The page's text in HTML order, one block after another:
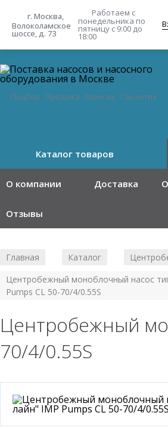
г. Москва,
Волоколамское
шоссе, д. 73
Работаем с
понедельника по
пятницу с 9:00 до
18:00
Подбор · Продажа · Монтаж · Гарантия
Каталог товаров
О компании Доставка
Отзывы
Главная Каталог
Центробежный моноблочный насос
Pumps CL 50-70/4/0.55S
Центробежный
70/4/0.55S